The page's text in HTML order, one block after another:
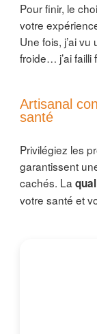
Pour finir, le
votre
Une fois, j’ai
froide… j’ai failli
Artisanal
santé
Privilégiez les
garantissent
cachés. La
votre santé et